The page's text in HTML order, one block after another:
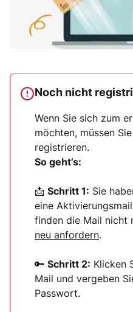
Noch nicht
Wenn Sie sich zum
möchten, müssen
registrieren.
So geht’s:
📩 Schritt 1: Sie
eine
finden die Mail nicht
neu anfordern.
🔑 Schritt 2: Klicken
Mail und vergeben
Passwort.